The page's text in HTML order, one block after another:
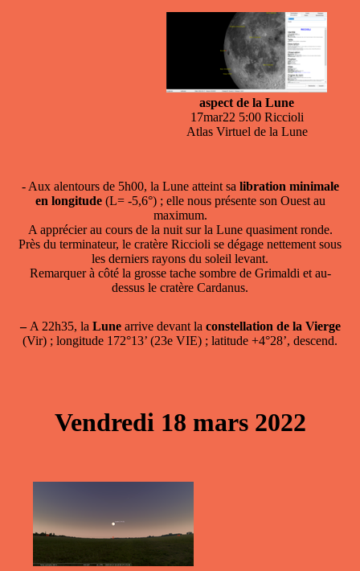
aspect de la Lune
17mar22 5:00 Riccioli
Atlas Virtuel de la Lune
- Aux alentours de 5h00, la Lune atteint sa libration minimale
en longitude(L= -5,6°) ; elle nous présente son Ouest au
maximum.
A apprécier au cours de la nuit sur la Lune quasiment ronde.
Près du terminateur, le cratère Riccioli se dégage nettement sous
les derniers rayons du soleil levant.
Remarquer à côté la grosse tache sombre de Grimaldi et au-
dessus le cratère Cardanus.
–A 22h35, la Lunearrive devant la constellation de la Vierge
(Vir) ; longitude 172°13’ (23e VIE) ; latitude +4°28’, descend.
Vendredi 18 mars 2022